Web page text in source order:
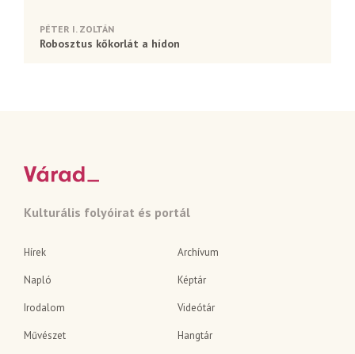
PÉTER I. ZOLTÁN
Robosztus kőkorlát a hídon
Kulturális folyóirat és portál
Hírek
Napló
Irodalom
Művészet
Archívum
Képtár
Videótár
Hangtár